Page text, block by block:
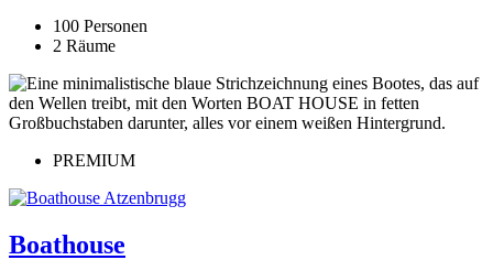
100 Personen
2 Räume
PREMIUM
Boathouse